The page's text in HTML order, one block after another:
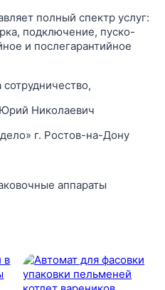
полный спектр услуг:
подключение, пуско-
и послегарантийное
Николаевич
г. Ростов-на-Дону
аппараты